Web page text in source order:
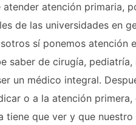
atención primaria,
de las universidades en
sí ponemos atención
saber de cirugía,
un médico integral.
o a la atención
tiene que ver y que nuestro